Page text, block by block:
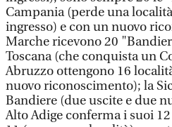
Campania (perde una
ingresso) e con un nuovo
Marche ricevono 20
Toscana (che conquista un
Abruzzo ottengono 16
nuovo riconoscimento); la
Bandiere (due uscite e due
Alto Adige conferma i suoi